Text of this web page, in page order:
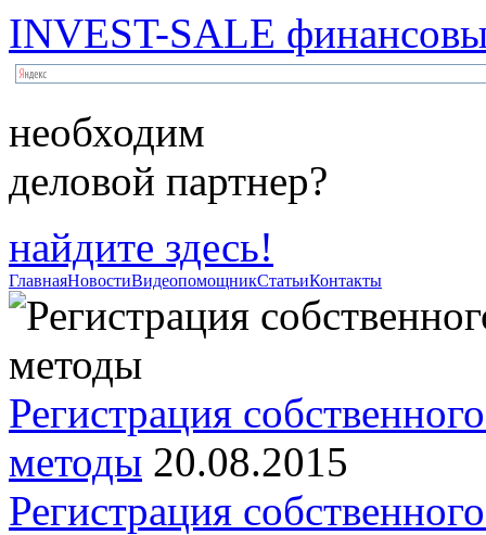
INVEST-SALE
необходим
деловой партнер?
найдите здесь!
ГлавнаяНовостиВидеопомощникСтатьиКонтакты
Регистрация
методы 20.08.2015
Регистрация